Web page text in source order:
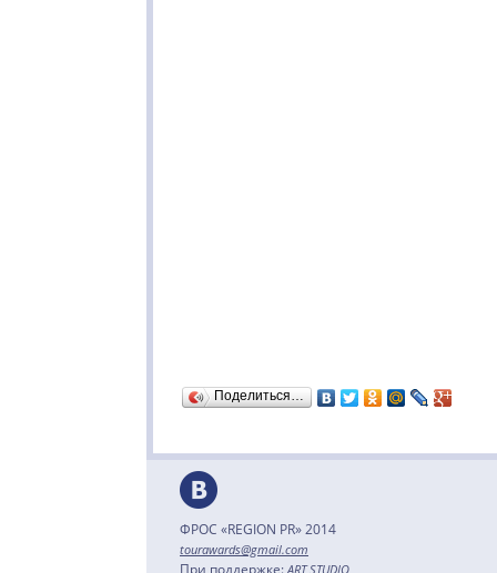
Поделиться…
ФРОС «REGION PR» 2014
tourawards@gmail.com
При поддержке: ART STUDIO